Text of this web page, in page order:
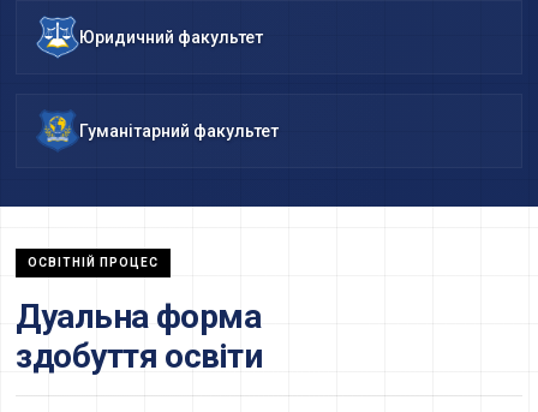
Юридичний факультет
Гуманітарний факультет
ОСВІТНІЙ ПРОЦЕС
Дуальна форма
здобуття освіти